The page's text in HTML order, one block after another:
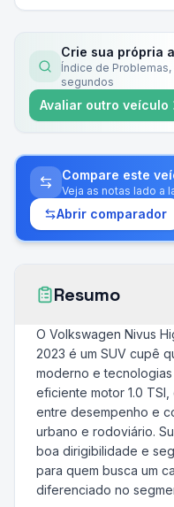
Crie sua própria
Índice de
segundos
Avaliar outro veículo
Compare este
Veja as notas lado a
Abrir comparador
Resumo
O Volkswagen Nivus
2023 é um SUV cupê
moderno e
eficiente motor 1.0
entre desempenho e
urbano e rodoviário.
boa dirigibilidade e
para quem busca um
diferenciado no